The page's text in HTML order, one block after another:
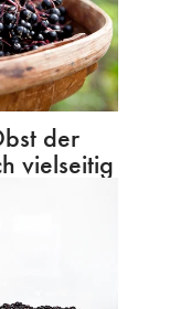
der
vielseitig